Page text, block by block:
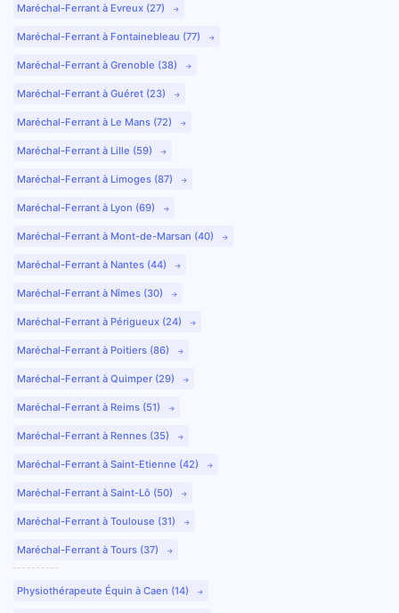
Maréchal-Ferrant à Evreux (27)
Maréchal-Ferrant à Fontainebleau (77)
Maréchal-Ferrant à Grenoble (38)
Maréchal-Ferrant à Guéret (23)
Maréchal-Ferrant à Le Mans (72)
Maréchal-Ferrant à Lille (59)
Maréchal-Ferrant à Limoges (87)
Maréchal-Ferrant à Lyon (69)
Maréchal-Ferrant à Mont-de-Marsan (40)
Maréchal-Ferrant à Nantes (44)
Maréchal-Ferrant à Nîmes (30)
Maréchal-Ferrant à Périgueux (24)
Maréchal-Ferrant à Poitiers (86)
Maréchal-Ferrant à Quimper (29)
Maréchal-Ferrant à Reims (51)
Maréchal-Ferrant à Rennes (35)
Maréchal-Ferrant à Saint-Etienne (42)
Maréchal-Ferrant à Saint-Lô (50)
Maréchal-Ferrant à Toulouse (31)
Maréchal-Ferrant à Tours (37)
Physiothérapeute Équin à Caen (14)